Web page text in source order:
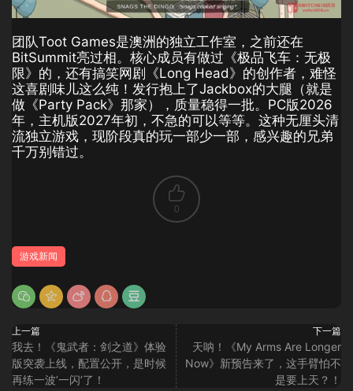
团队Toot Games是澳洲的独立工作室，之前还在
BitSummit亮过相。核心成员有做过《极品飞车：无极
限》的，还有搞笑网剧《Long Head》的创作者，难怪
这喜剧味儿这么纯！发行抱上了Jackbox的大腿（就是
做《Party Pack》那家），质量稳得一批。PC版2026
年，主机版2027年初，不急的可以等等。这种无厘头清
流独立游戏，现阶段真的玩一部少一部，感兴趣的兄弟
千万别错过。
0
游戏新闻
上一篇
我去！《鬼武者：剑之道》体验
版突袭上线，配置公开，是时候
再练一波’一闪’了！
下一篇
天呐！《My Arms Are Longer
Now》新预告来了，这手臂怕不
是要上天？！